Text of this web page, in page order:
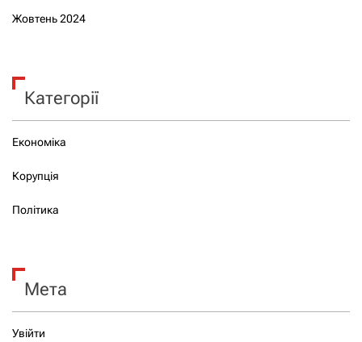
Жовтень 2024
Категорії
Економіка
Корупція
Політика
Мета
Увійти